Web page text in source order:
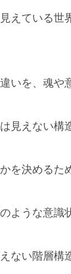
えている
いを、魂や
見えない構
を決めるた
ような意識
ない階層構